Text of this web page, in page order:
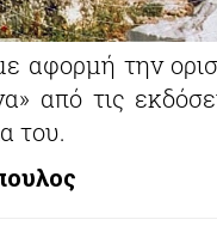
αφορμή την
από τις
του.